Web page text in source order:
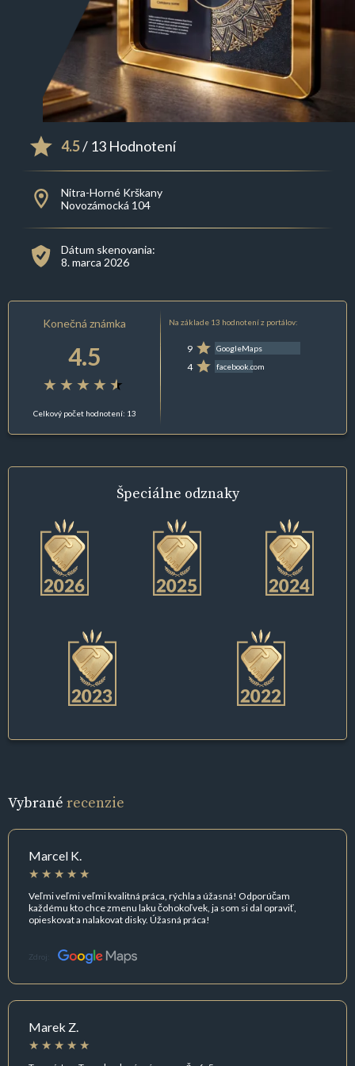
4.5/ 13 Hodnotení
Nitra-Horné Krškany
Novozámocká 104
Dátum skenovania:
8. marca 2026
Konečná známka
4.5
Celkový počet hodnotení: 13
Na základe 13 hodnotení z portálov:
9 GoogleMaps
4 facebook.com
Špeciálne odznaky
Vybrané recenzie
Marcel K.
Veľmi veľmi veľmi kvalitná práca, rýchla a úžasná! Odporúčam
každému kto chce zmenu laku čohokoľvek, ja som si dal opraviť,
opieskovat a nalakovat disky. Úžasná práca!
Zdroj:
Marek Z.